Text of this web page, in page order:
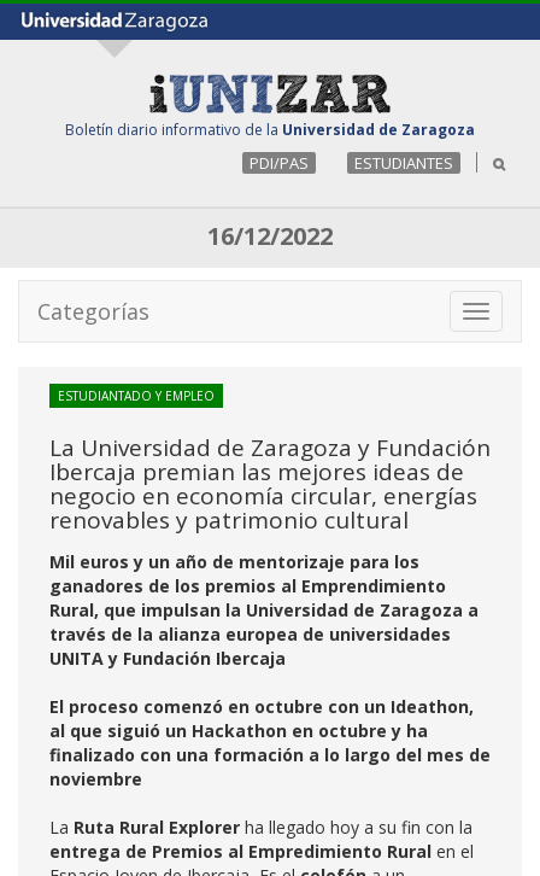
Boletín diario informativo de la Universidad de Zaragoza
PDI/PAS ESTUDIANTES
16/12/2022
Toggle
Categorías
ESTUDIANTADO Y EMPLEO
La Universidad de Zaragoza y Fundación
Ibercaja premian las mejores ideas de
negocio en economía circular, energías
renovables y patrimonio cultural
Mil euros y un año de mentorizaje para los
ganadores de los premios al Emprendimiento
Rural, que impulsan la Universidad de Zaragoza a
través de la alianza europea de universidades
UNITA y Fundación Ibercaja
El proceso comenzó en octubre con un Ideathon,
al que siguió un Hackathon en octubre y ha
finalizado con una formación a lo largo del mes de
noviembre
La Ruta Rural Explorer ha llegado hoy a su fin con la
entrega de Premios al Empredimiento Rural en el